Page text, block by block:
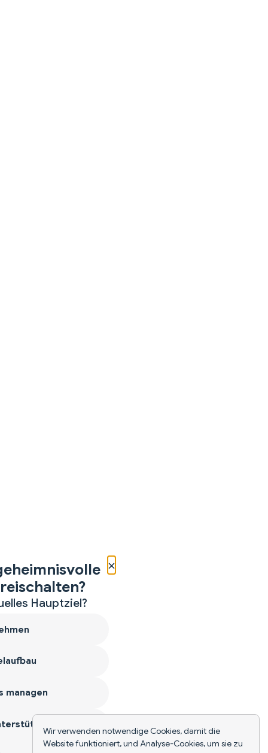
Wir verwenden notwendige Cookies, damit die
Website funktioniert, und Analyse-Cookies, um sie zu
×
Hauptziel?
managen